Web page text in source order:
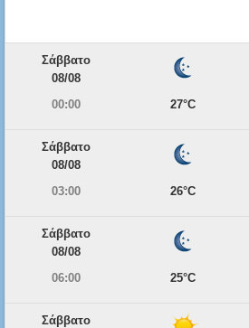
Σάββατο
08/08
00:00
27°C
Σάββατο
08/08
03:00
26°C
Σάββατο
08/08
06:00
25°C
Σάββατο